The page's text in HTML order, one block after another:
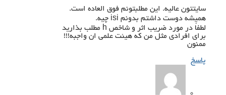
سایتتون عالیه. این مطلبتونم فوق العاده است.
همیشه دوست داشتم بدونم isi چیه.
لطفاً در مورد ضریب اثر و شاخص h مطلب بذارید
برای افرادی مثل من که هیئت علمی ان واجبه!!!
ممنون
پاسخ